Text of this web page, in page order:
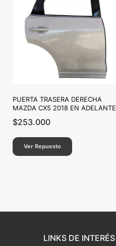
PUERTA TRASERA DERECHA
MAZDA CX5 2018 EN ADELANTE
$253.000
Ver Repuesto
LINKS DE INTERÉS